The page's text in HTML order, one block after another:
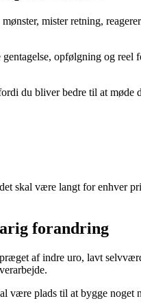
mister retning,
opfølgning og reel
du bliver bedre til at møde
skal være langt for enhver
forandring
af indre uro, lavt
plads til at bygge noget